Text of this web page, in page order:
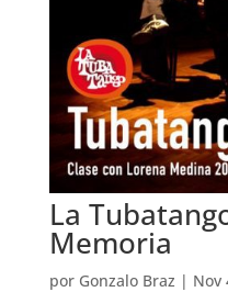
La
Memoria
por Gonzalo Braz | Nov